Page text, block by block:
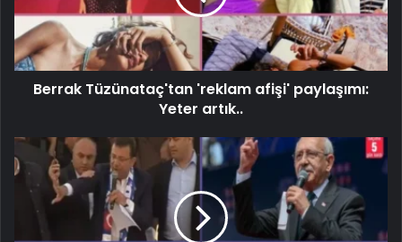
Berrak Tüzünataç'tan 'reklam afişi' paylaşımı:
Yeter artık..